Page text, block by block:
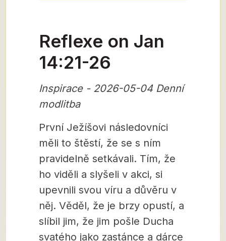
Reflexe on Jan
14:21-26
Inspirace - 2026-05-04 Denní
modlitba
První Ježíšovi následovníci
měli to štěstí, že se s ním
pravidelně setkávali. Tím, že
ho viděli a slyšeli v akci, si
upevnili svou víru a důvěru v
něj. Věděl, že je brzy opustí, a
slíbil jim, že jim pošle Ducha
svatého jako zastánce a dárce